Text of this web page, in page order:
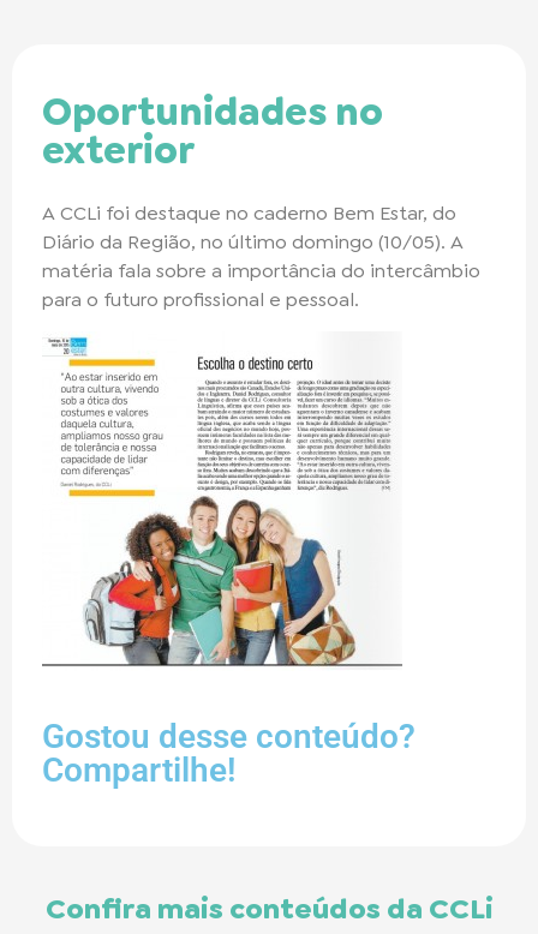
Oportunidades no
exterior
A CCLi foi destaque no caderno Bem Estar, do
Diário da Região, no último domingo (10/05). A
matéria fala sobre a importância do intercâmbio
para o futuro profissional e pessoal.
Gostou desse conteúdo?
Compartilhe!
Confira mais conteúdos da CCLi